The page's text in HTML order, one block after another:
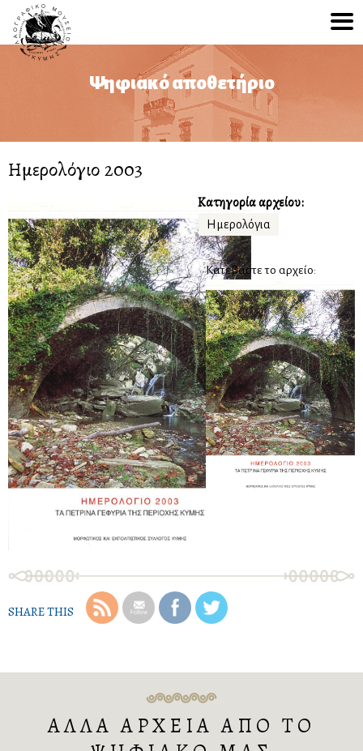
Ψηφιακό αποθετήριο
Ημερολόγιο 2003
Κατηγορία αρχείου:
Ημερολόγια
Κατεβάστε το αρχείο:
SHARE THIS
ΑΛΛΑ ΑΡΧΕΙΑ ΑΠΟ ΤΟ